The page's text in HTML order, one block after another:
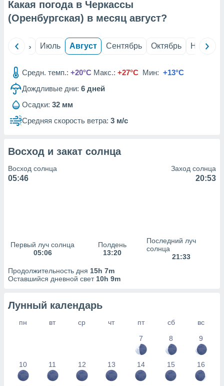
из
данных
1199
Какая погода в Черкассы
(Оренбургская) в месяц август?
Июнь Июль Август Сентябрь Октябрь Ноябрь
Средн. темп.: +20°C Макс.: +27°C Мин: +13°C
Дождливые дни: 6 дней
Осадки: 32 мм
Средняя скорость ветра: 3 м/с
Восход и закат солнца
Восход солнца
05:46
Заход солнца
20:53
Первый луч солнца
05:06
Полдень
13:20
Последний луч
солнца
21:33
Продолжительность дня 15h 7m
Оставшийся дневной свет 10h 9m
Лунный календарь
пн вт ср чт пт сб
вс
7
8 9
10 11 12 13 14 15 16